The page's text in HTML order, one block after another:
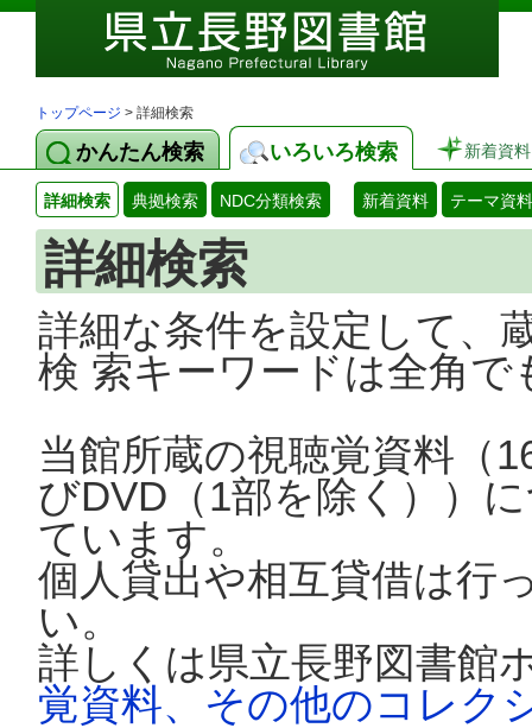
トップページ > 詳細検索
かんたん検索 いろいろ検索 新着資料
詳細検索 典拠検索 NDC分類検索 新着資料 テーマ資料
詳細検索
詳細な条件を設定して、
検 索キーワードは全角
当館所蔵の視聴覚資料（
びDVD（1部を除く））
ています。
個人貸出や相互貸借は行
い。
詳しくは県立長野図書館
覚資料、その他のコレク